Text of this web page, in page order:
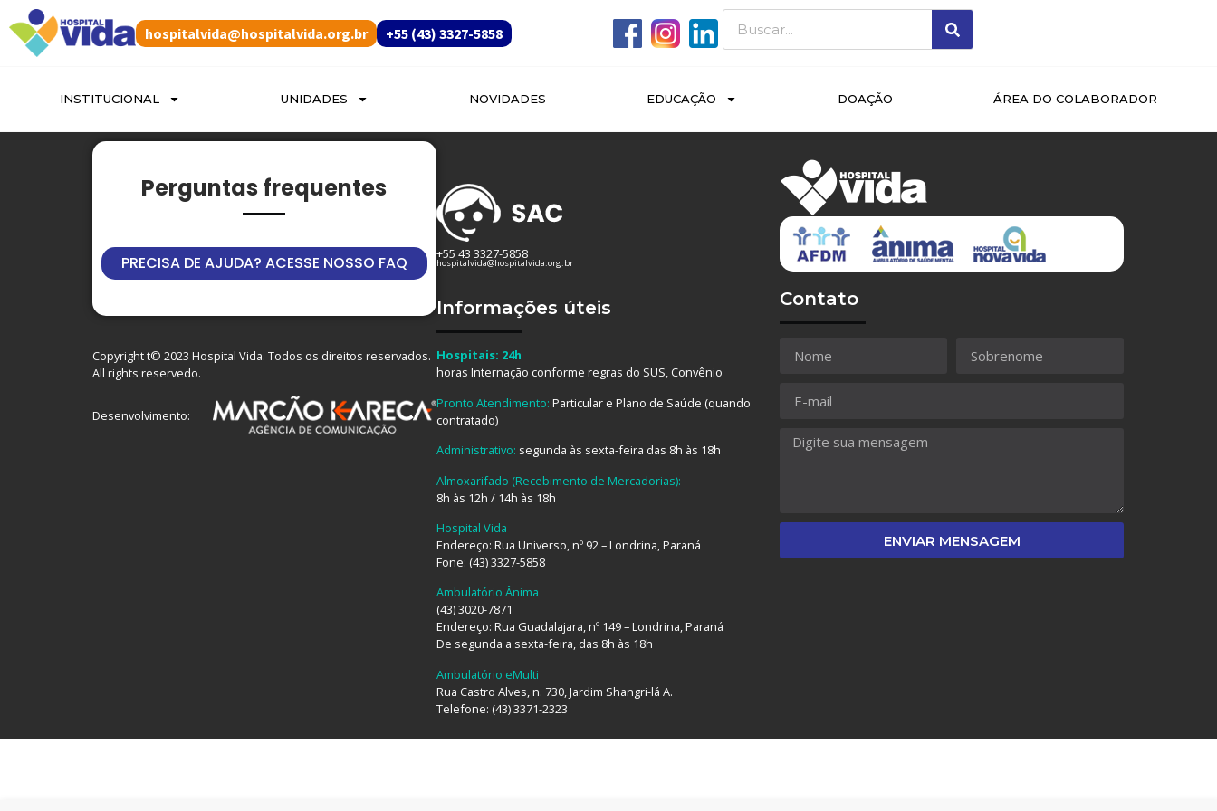
hospitalvida@hospitalvida.org.br +55 (43) 3327-5858
INSTITUCIONAL UNIDADES NOVIDADES EDUCAÇÃO DOAÇÃO ÁREA DO COLABORADOR
Perguntas frequentes
PRECISA DE AJUDA? ACESSE NOSSO FAQ
Copyright t© 2023 Hospital Vida. Todos os direitos reservados.
All rights reservedo.
Desenvolvimento:
+55 43 3327-5858
hospitalvida@hospitalvida.org.br
Informações úteis
Hospitais: 24h
horas Internação conforme regras do SUS, Convênio
Pronto Atendimento: Particular e Plano de Saúde (quando
contratado)
Administrativo: segunda às sexta-feira das 8h às 18h
Almoxarifado (Recebimento de Mercadorias):
8h às 12h / 14h às 18h
Hospital Vida
Endereço: Rua Universo, nº 92 – Londrina, Paraná
Fone: (43) 3327-5858
Ambulatório Ânima
(43) 3020-7871
Endereço: Rua Guadalajara, nº 149 – Londrina, Paraná
De segunda a sexta-feira, das 8h às 18h
Ambulatório eMulti
Rua Castro Alves, n. 730, Jardim Shangri-lá A.
Telefone: (43) 3371-2323
Contato
ENVIAR MENSAGEM